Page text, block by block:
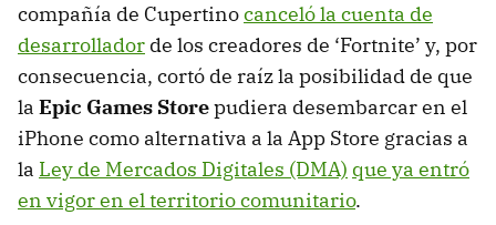
compañía de Cupertinocanceló la cuenta de
desarrollador de los creadores de ‘Fortnite’ y, por
consecuencia, cortó de raíz la posibilidad de que
la Epic Games Storepudiera desembarcar en el
iPhone como alternativa a la App Store gracias a
la Ley de Mercados Digitales (DMA) que ya entró
en vigor en el territorio comunitario.